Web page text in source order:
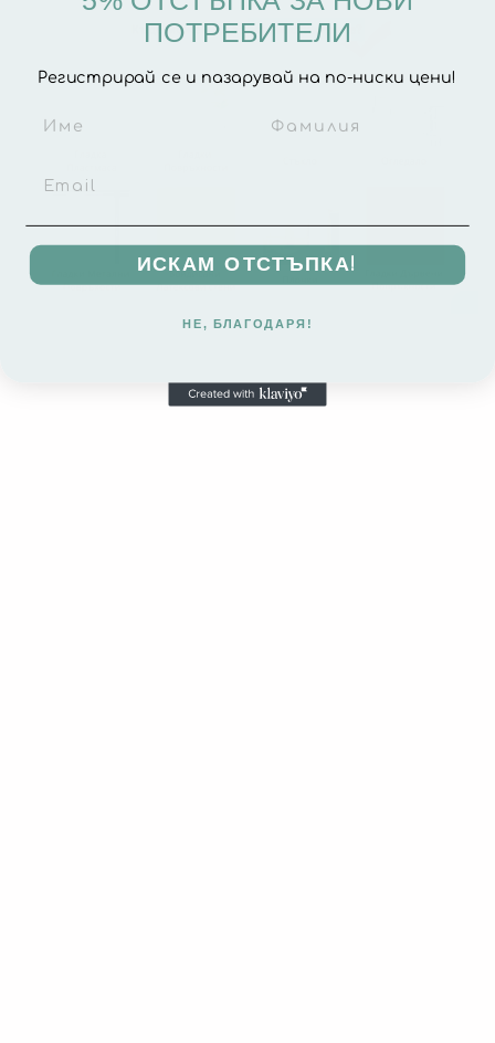
ПОТРЕБИТЕЛИ
Регистрирай се и пазарувай на по-ниски цени!
ИСКАМ ОТСТЪПКА!
НЕ, БЛАГОДАРЯ!